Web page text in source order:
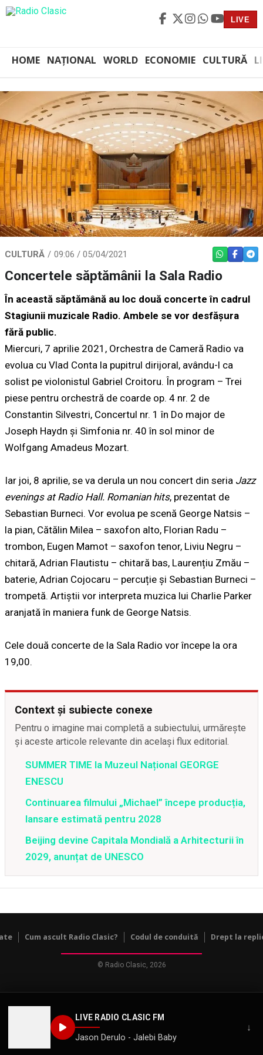
LIVE
HOME NAȚIONAL WORLD ECONOMIE CULTURĂ
LIVE RADIO CLASIC FM
Jason Derulo - Jalebi Baby
↓
CULTURĂ 09:06 / 05/04/2021 WHATSAPP
Concertele săptămânii la Sala Radio
În această săptămână au loc două concerte în cadrul
Stagiunii muzicale Radio. Ambele se vor desfăşura
fără public.
Miercuri, 7 aprilie 2021, Orchestra de Cameră Radio va
evolua cu Vlad Conta la pupitrul dirijoral, avându-l ca
solist pe violonistul Gabriel Croitoru. În program – Trei
piese pentru orchestră de coarde op. 4 nr. 2 de
Constantin Silvestri, Concertul nr. 1 în Do major de
Joseph Haydn şi Simfonia nr. 40 în sol minor de
Wolfgang Amadeus Mozart.
Iar joi, 8 aprilie, se va derula un nou concert din seria Jazz
evenings at Radio Hall. Romanian hits, prezentat de
Sebastian Burneci. Vor evolua pe scenă George Natsis –
la pian, Cătălin Milea – saxofon alto, Florian Radu –
trombon, Eugen Mamot – saxofon tenor, Liviu Negru –
chitară, Adrian Flautistu – chitară bas, Laurențiu Zmău –
baterie, Adrian Cojocaru – percuție şi Sebastian Burneci –
trompetă. Artiştii vor interpreta muzica lui Charlie Parker
aranjată în maniera funk de George Natsis.
Cele două concerte de la Sala Radio vor începe la ora
19,00.
Context și subiecte conexe
Pentru o imagine mai completă a subiectului, urmărește
și aceste articole relevante din același flux editorial.
SUMMER TIME la Muzeul Național GEORGE
ENESCU
Continuarea filmului „Michael” începe producția,
lansare estimată pentru 2028
Beijing devine Capitala Mondială a Arhitecturii în
2029, anunțat de UNESCO
Cum ascult Radio Clasic? Codul de conduită Drept la
© Radio Clasic, 2026